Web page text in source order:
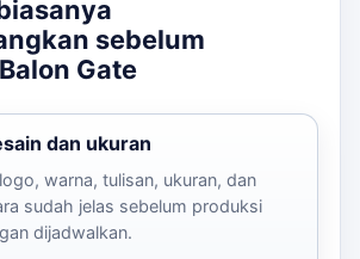
sebelum
Gate
dan ukuran
warna, tulisan, ukuran, dan
sudah jelas sebelum produksi
dijadwalkan.